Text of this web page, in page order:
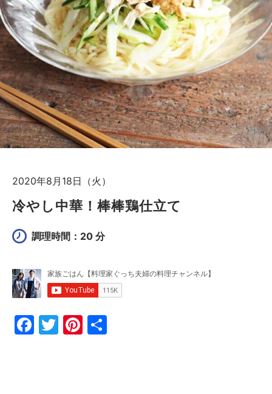
2020年8月18日（火）
冷やし中華！棒棒鶏仕立て
調理時間：20 分
F
T
Pi